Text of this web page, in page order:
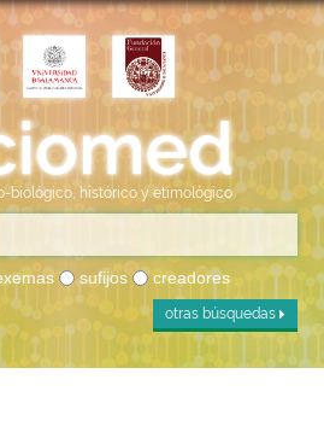
biológico, histórico y etimológico
sufijos creadores
otras búsquedas